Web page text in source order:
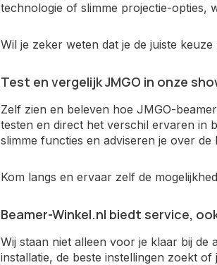
technologie of slimme projectie-opties,
Wil je zeker weten dat je de juiste
Test en vergelijk JMGO in onze
Zelf zien en beleven hoe JMGO-
testen en direct het verschil ervaren in
slimme functies en adviseren je over
Kom langs en ervaar zelf de
Beamer-Winkel.nl biedt service,
Wij staan niet alleen voor je klaar bij
installatie, de beste instellingen zoekt